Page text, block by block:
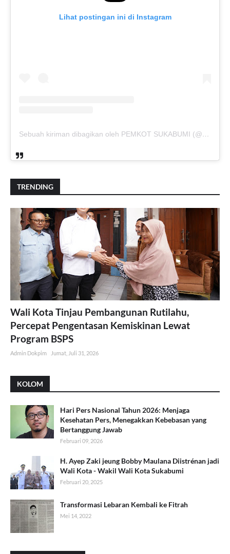
Lihat postingan ini di Instagram
Sebuah kiriman dibagikan oleh PEMKOT SUKABUMI (@pemkotsukabumi_)
TRENDING
Wali Kota Tinjau Pembangunan Rutilahu,
Percepat Pengentasan Kemiskinan Lewat
Program BSPS
Admin Dokpim Jumat, Juli 31, 2026
KOLOM
Hari Pers Nasional Tahun 2026: Menjaga
Kesehatan Pers, Menegakkan Kebebasan yang
Bertanggung Jawab
Februari 09, 2026
H. Ayep Zaki jeung Bobby Maulana Diistrénan jadi
Wali Kota - Wakil Wali Kota Sukabumi
Februari 20, 2025
Transformasi Lebaran Kembali ke Fitrah
Mei 14, 2022